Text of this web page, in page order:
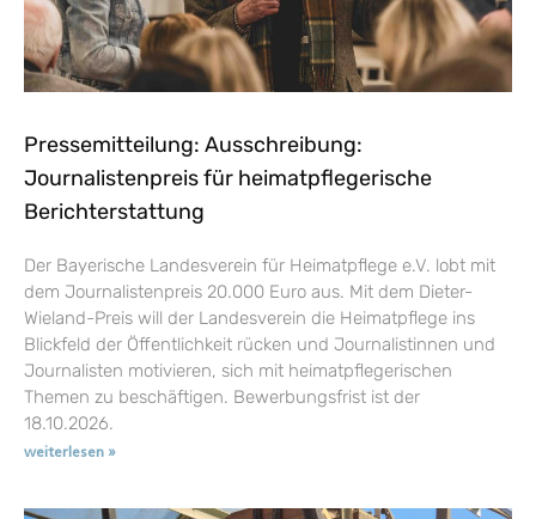
Pressemitteilung: Ausschreibung:
Journalistenpreis für heimatpflegerische
Berichterstattung
Der Bayerische Landesverein für Heimatpflege e.V. lobt mit
dem Journalistenpreis 20.000 Euro aus. Mit dem Dieter-
Wieland-Preis will der Landesverein die Heimatpflege ins
Blickfeld der Öffentlichkeit rücken und Journalistinnen und
Journalisten motivieren, sich mit heimatpflegerischen
Themen zu beschäftigen. Bewerbungsfrist ist der
18.10.2026.
weiterlesen »